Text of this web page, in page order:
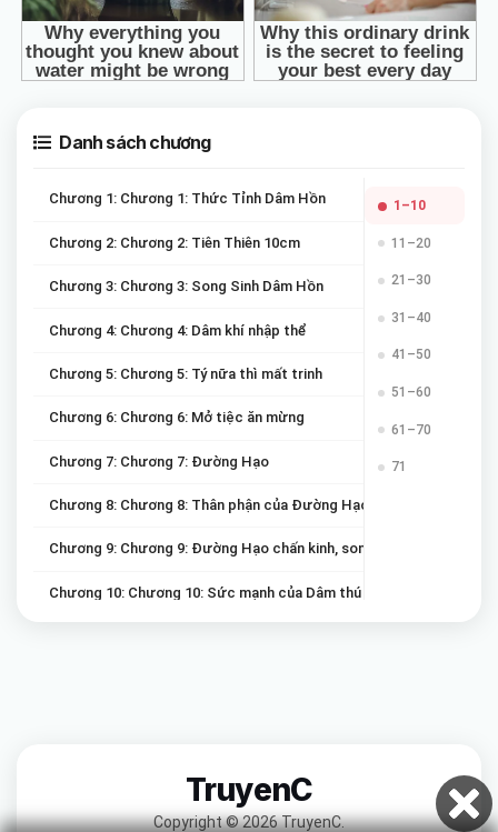
Danh sách chương
Chương 1: Chương 1: Thức Tỉnh Dâm Hồn
Chương 2: Chương 2: Tiên Thiên 10cm
Chương 3: Chương 3: Song Sinh Dâm Hồn
Chương 4: Chương 4: Dâm khí nhập thể
Chương 5: Chương 5: Tý nữa thì mất trinh
Chương 6: Chương 6: Mở tiệc ăn mừng
Chương 7: Chương 7: Đường Hạo
Chương 8: Chương 8: Thân phận của Đường Hạo
Chương 9: Chương 9: Đường Hạo chấn kinh, song sinh Dâm Hồn
Chương 10: Chương 10: Sức mạnh của Dâm thú 10 vạn năm!
Chương 15: Chương 15: Đăng kí nhập học
1–10
11–20
21–30
31–40
41–50
51–60
61–70
71
TruyenC
Copyright © 2026 TruyenC.